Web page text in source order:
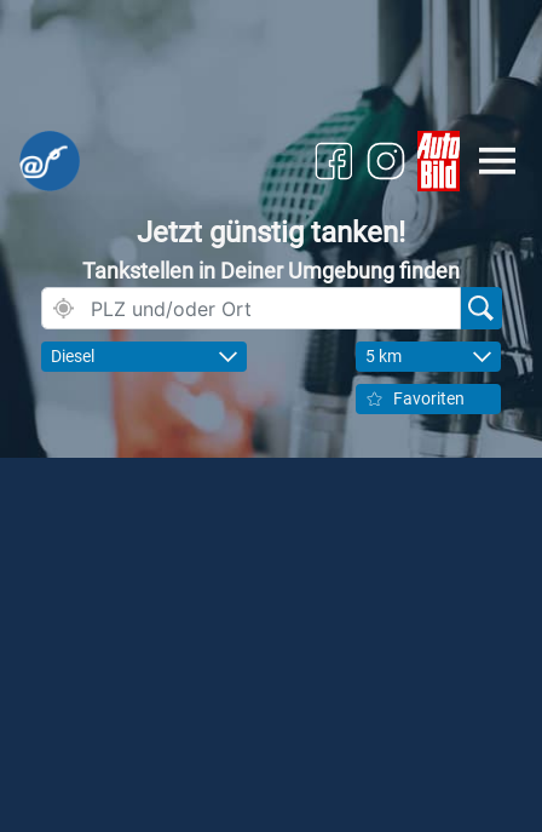
Jetzt günstig tanken!
Tankstellen in Deiner Umgebung finden
Diesel 5 km
Favoriten